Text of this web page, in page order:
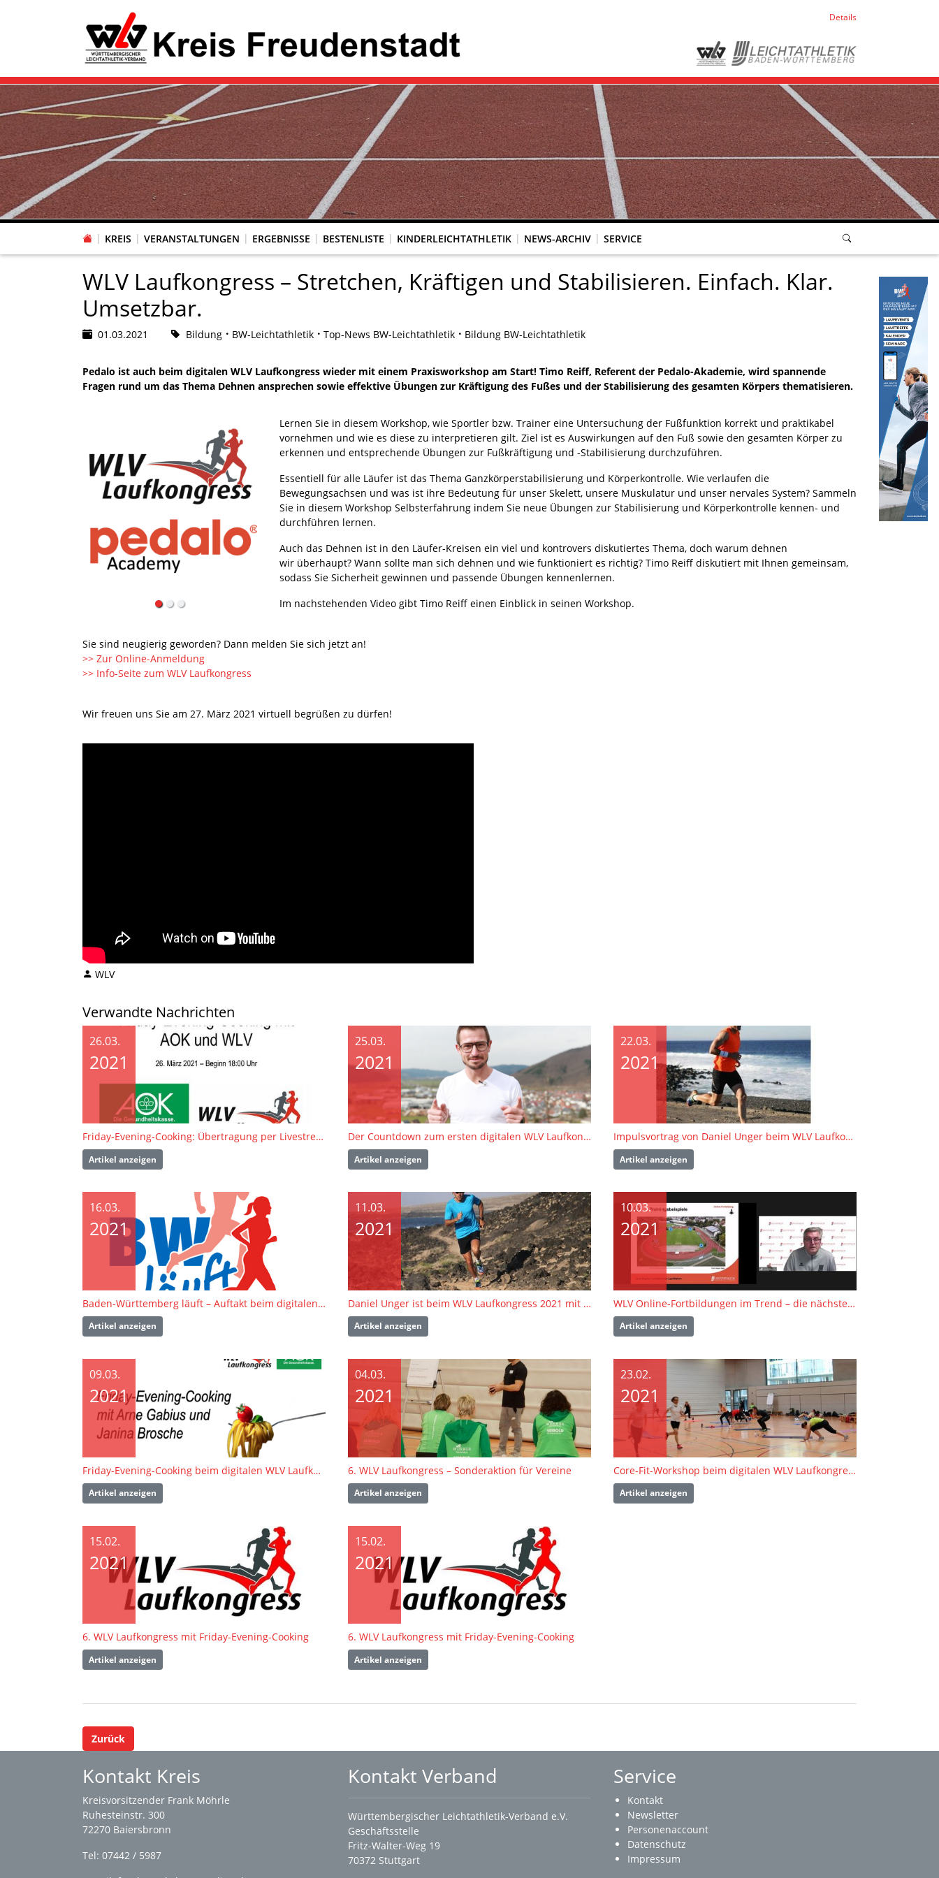
Details
KREIS VERANSTALTUNGEN ERGEBNISSE BESTENLISTE KINDERLEICHTATHLETIK NEWS-ARCHIV SERVICE
WLV Laufkongress – Stretchen, Kräftigen und Stabilisieren. Einfach. Klar.
Umsetzbar.
01.03.2021 Bildung BW-Leichtathletik Top-News BW-Leichtathletik Bildung BW-Leichtathletik
Pedalo ist auch beim digitalen WLV Laufkongress wieder mit einem Praxisworkshop am Start! Timo Reiff, Referent der Pedalo-Akademie, wird spannende
Fragen rund um das Thema Dehnen ansprechen sowie effektive Übungen zur Kräftigung des Fußes und der Stabilisierung des gesamten Körpers thematisieren.
Lernen Sie in diesem Workshop, wie Sportler bzw. Trainer eine Untersuchung der Fußfunktion korrekt und praktikabel
vornehmen und wie es diese zu interpretieren gilt. Ziel ist es Auswirkungen auf den Fuß sowie den gesamten Körper zu
erkennen und entsprechende Übungen zur Fußkräftigung und -Stabilisierung durchzuführen.
Essentiell für alle Läufer ist das Thema Ganzkörperstabilisierung und Körperkontrolle. Wie verlaufen die
Bewegungsachsen und was ist ihre Bedeutung für unser Skelett, unsere Muskulatur und unser nervales System? Sammeln
Sie in diesem Workshop Selbsterfahrung indem Sie neue Übungen zur Stabilisierung und Körperkontrolle kennen- und
durchführen lernen.
Auch das Dehnen ist in den Läufer-Kreisen ein viel und kontrovers diskutiertes Thema, doch warum dehnen
wir überhaupt? Wann sollte man sich dehnen und wie funktioniert es richtig? Timo Reiff diskutiert mit Ihnen gemeinsam,
sodass Sie Sicherheit gewinnen und passende Übungen kennenlernen.
Im nachstehenden Video gibt Timo Reiff einen Einblick in seinen Workshop.
Sie sind neugierig geworden? Dann melden Sie sich jetzt an!
>> Zur Online-Anmeldung
>> Info-Seite zum WLV Laufkongress
Wir freuen uns Sie am 27. März 2021 virtuell begrüßen zu dürfen!
WLV
Verwandte Nachrichten
26.03.
2021
Friday-Evening-Cooking: Übertragung per Livestream
Artikel anzeigen
25.03.
2021
Der Countdown zum ersten digitalen WLV Laufkongress läuft!
Artikel anzeigen
22.03.
2021
Impulsvortrag von Daniel Unger beim WLV Laufkongress
Artikel anzeigen
16.03.
2021
Baden-Württemberg läuft – Auftakt beim digitalen WLV Laufkongress 2021
Artikel anzeigen
11.03.
2021
Daniel Unger ist beim WLV Laufkongress 2021 mit dabei!
Artikel anzeigen
10.03.
2021
WLV Online-Fortbildungen im Trend – die nächsten Highlights
Artikel anzeigen
09.03.
2021
Friday-Evening-Cooking beim digitalen WLV Laufkongress
Artikel anzeigen
04.03.
2021
6. WLV Laufkongress – Sonderaktion für Vereine
Artikel anzeigen
23.02.
2021
Core-Fit-Workshop beim digitalen WLV Laufkongress 2021
Artikel anzeigen
15.02.
2021
6. WLV Laufkongress mit Friday-Evening-Cooking
Artikel anzeigen
15.02.
2021
6. WLV Laufkongress mit Friday-Evening-Cooking
Artikel anzeigen
Zurück
Kontakt Kreis
Kreisvorsitzender Frank Möhrle
Ruhesteinstr. 300
72270 Baiersbronn
Tel: 07442 / 5987
Kontakt Verband
Württembergischer Leichtathletik-Verband e.V.
Geschäftsstelle
Fritz-Walter-Weg 19
70372 Stuttgart
Service
Kontakt
Newsletter
Personenaccount
Datenschutz
Impressum